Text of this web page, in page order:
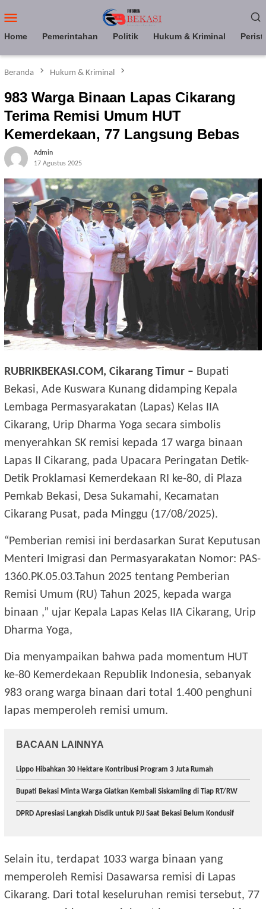
ke
Mobile
Home Pemerintahan Politik Hukum & Kriminal
Beranda Hukum & Kriminal
983 Warga Binaan Lapas Cikarang
Terima Remisi Umum HUT
Kemerdekaan, 77 Langsung Bebas
Admin
17 Agustus 2025
RUBRIKBEKASI.COM, Cikarang Timur – Bupati
Bekasi, Ade Kuswara Kunang didamping Kepala
Lembaga Permasyarakatan (Lapas) Kelas IIA
Cikarang, Urip Dharma Yoga secara simbolis
menyerahkan SK remisi kepada 17 warga binaan
Lapas II Cikarang, pada Upacara Peringatan Detik-
Detik Proklamasi Kemerdekaan RI ke-80, di Plaza
Pemkab Bekasi, Desa Sukamahi, Kecamatan
Cikarang Pusat, pada Minggu (17/08/2025).
“Pemberian remisi ini berdasarkan Surat Keputusan
Menteri Imigrasi dan Permasyarakatan Nomor: PAS-
1360.PK.05.03.Tahun 2025 tentang Pemberian
Remisi Umum (RU) Tahun 2025, kepada warga
binaan ,” ujar Kepala Lapas Kelas IIA Cikarang, Urip
Dharma Yoga,
Dia menyampaikan bahwa pada momentum HUT
ke-80 Kemerdekaan Republik Indonesia, sebanyak
983 orang warga binaan dari total 1.400 penghuni
lapas memperoleh remisi umum.
BACAAN LAINNYA
Lippo Hibahkan 30 Hektare Kontribusi Program 3 Juta Rumah
Bupati Bekasi Minta Warga Giatkan Kembali Siskamling di Tiap RT/RW
DPRD Apresiasi Langkah Disdik untuk PJJ Saat Bekasi Belum Kondusif
Selain itu, terdapat 1033 warga binaan yang
memperoleh Remisi Dasawarsa remisi di Lapas
Cikarang. Dari total keseluruhan remisi tersebut, 77